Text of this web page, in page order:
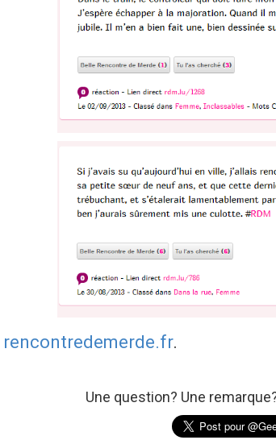
rencontredemerde.fr.
Une question? Une